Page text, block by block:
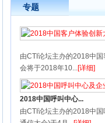
专题
由CTI论坛主办的2018中
会将于2018年10...[详细]
2018中国呼叫中心...
由CTI论坛主办的2018中